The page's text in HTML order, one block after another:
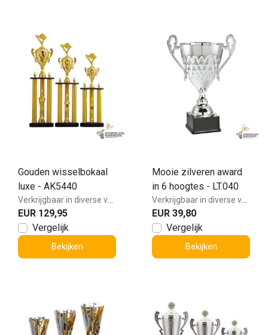
Gouden wisselbokaal
luxe - AK5440
EUR 129,95
Vergelijk
Bekijken
Mooie zilveren award
in 6 hoogtes - LT.040
EUR 39,80
Vergelijk
Bekijken